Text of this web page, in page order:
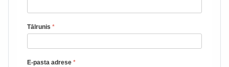
Tālrunis *
E-pasta adrese *